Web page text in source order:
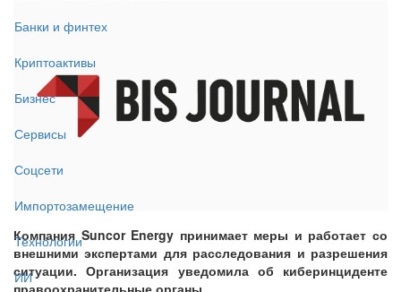
Банки и финтех
Криптоактивы
Бизнес
Сервисы
Соцсети
Импортозамещение
Технологии
ИИ
Компания Suncor Energy принимает меры и работает со
внешними экспертами для расследования и разрешения
ситуации. Организация уведомила об киберинциденте
правоохранительные органы.